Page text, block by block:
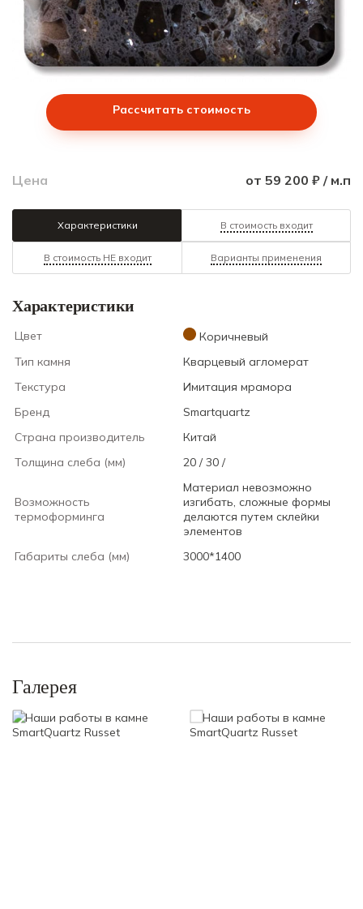
Рассчитать стоимость
Цена от 59 200 ₽ / м.п
Характеристики В стоимость входит
В стоимость НЕ входит Варианты применения
Характеристики
Цвет
Коричневый
Тип камня
Кварцевый агломерат
Текстура
Имитация мрамора
Бренд
Smartquartz
Страна производитель
Китай
Толщина слеба (мм)
20 / 30 /
Возможность
термоформинга
Материал невозможно
изгибать, сложные формы
делаются путем склейки
элементов
Габариты слеба (мм)
3000*1400
Галерея